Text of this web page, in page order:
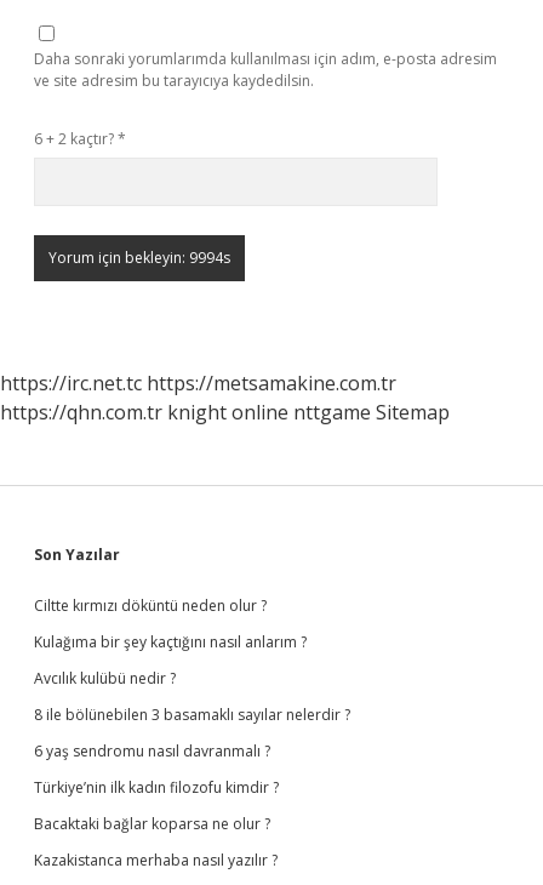
Daha sonraki yorumlarımda kullanılması için adım, e-posta adresim
ve site adresim bu tarayıcıya kaydedilsin.
6 + 2 kaçtır?*
https://irc.net.tc https://metsamakine.com.tr
https://qhn.com.tr knight online nttgame Sitemap
Sidebar
Son Yazılar
Ciltte kırmızı döküntü neden olur ?
Kulağıma bir şey kaçtığını nasıl anlarım ?
Avcılık kulübü nedir ?
8 ile bölünebilen 3 basamaklı sayılar nelerdir ?
6 yaş sendromu nasıl davranmalı ?
Türkiye’nin ilk kadın filozofu kimdir ?
Bacaktaki bağlar koparsa ne olur ?
Kazakistanca merhaba nasıl yazılır ?